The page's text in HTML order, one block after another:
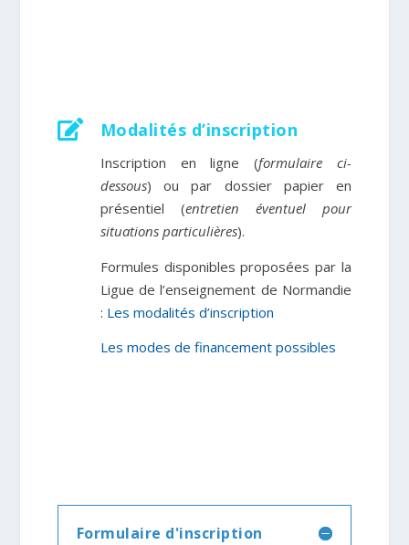
 Modalités d’inscription
Inscription en ligne (formulaire ci-
dessous) ou par dossier papier en
présentiel (entretien éventuel pour
situations particulières).
Formules disponibles proposées par la
Ligue de l’enseignement de Normandie
: Les modalités d’inscription
Les modes de financement possibles
Formulaire d'inscription